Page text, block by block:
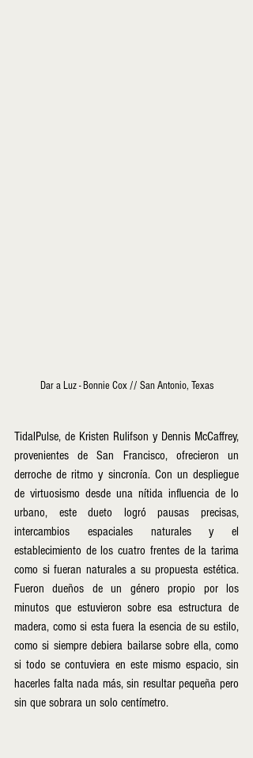
Dar a Luz - Bonnie Cox // San Antonio, Texas
TidalPulse, de Kristen Rulifson y Dennis McCaffrey,
provenientes de San Francisco, ofrecieron un
derroche de ritmo y sincronía. Con un despliegue
de virtuosismo desde una nítida influencia de lo
urbano, este dueto logró pausas precisas,
intercambios espaciales naturales y el
establecimiento de los cuatro frentes de la tarima
como si fueran naturales a su propuesta estética.
Fueron dueños de un género propio por los
minutos que estuvieron sobre esa estructura de
madera, como si esta fuera la esencia de su estilo,
como si siempre debiera bailarse sobre ella, como
si todo se contuviera en este mismo espacio, sin
hacerles falta nada más, sin resultar pequeña pero
sin que sobrara un solo centímetro.